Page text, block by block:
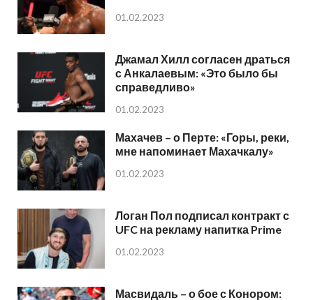
01.02.2023
Джамал Хилл согласен драться
с Анкалаевым: «Это было бы
справедливо»
01.02.2023
Махачев – о Перте: «Горы, реки,
мне напоминает Махачкалу»
01.02.2023
Логан Пол подписал контракт с
UFC на рекламу напитка Prime
01.02.2023
Масвидаль – о бое с Конором: